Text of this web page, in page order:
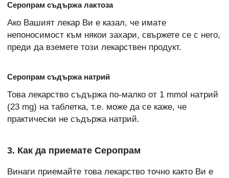
Серопрам съдържа лактоза
Ако Вашият лекар Ви е казал, че имате
непоносимост към някои захари, свържете се с него,
преди да вземете този лекарствен продукт.
Серопрам съдържа натрий
Това лекарство съдържа по-малко от 1 mmol натрий
(23 mg) на таблетка, т.е. може да се каже, че
практически не съдържа натрий.
3. Как да приемате Серопрам
Винаги приемайте това лекарство точно както Ви е